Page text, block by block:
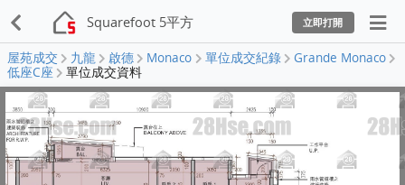
Squarefoot 5平方 立即打開
屋苑成交 九龍 啟德 Monaco 單位成交紀錄
Grande Monaco
低座C座
單位成交資料